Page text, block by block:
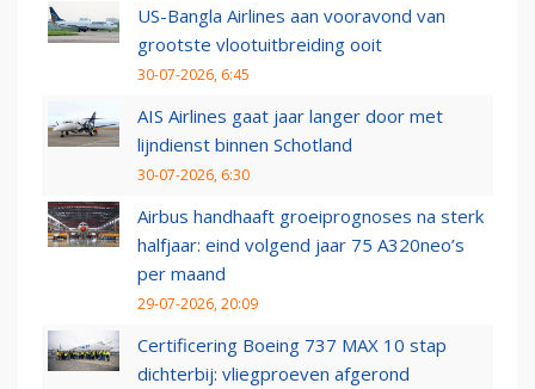
US-Bangla Airlines aan vooravond van
grootste vlootuitbreiding ooit
30-07-2026, 6:45
AIS Airlines gaat jaar langer door met
lijndienst binnen Schotland
30-07-2026, 6:30
Airbus handhaaft groeiprognoses na sterk
halfjaar: eind volgend jaar 75 A320neo’s
per maand
29-07-2026, 20:09
Certificering Boeing 737 MAX 10 stap
dichterbij: vliegproeven afgerond